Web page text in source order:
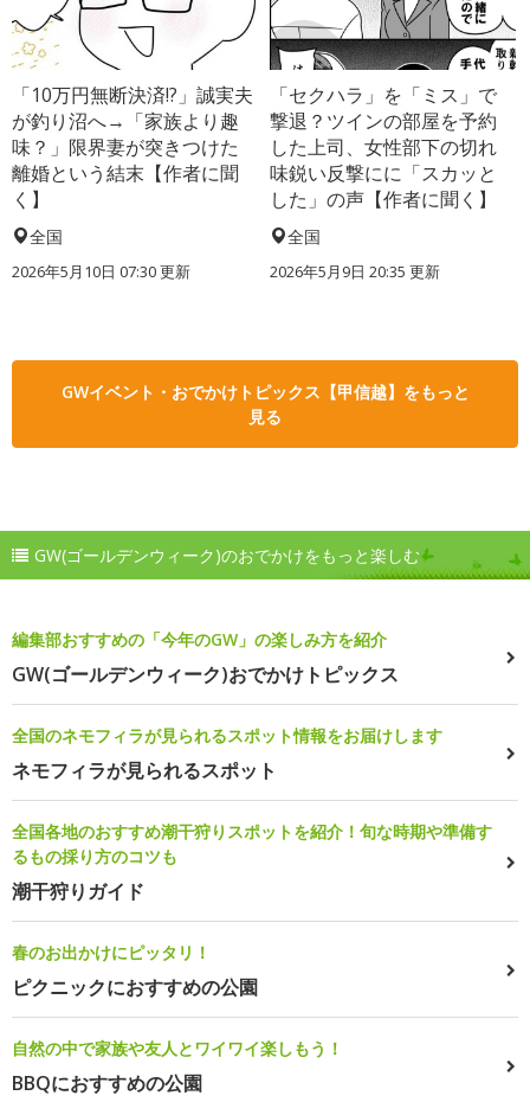
「10万円無断決済!?」誠実夫
が釣り沼へ→「家族より趣
味？」限界妻が突きつけた
離婚という結末【作者に聞
く】
全国
2026年5月10日 07:30 更新
「セクハラ」を「ミス」で
撃退？ツインの部屋を予約
した上司、女性部下の切れ
味鋭い反撃にに「スカッと
した」の声【作者に聞く】
全国
2026年5月9日 20:35 更新
GWイベント・おでかけトピックス【甲信越】をもっと
見る
GW(ゴールデンウィーク)のおでかけをもっと楽しむ
編集部おすすめの「今年のGW」の楽しみ方を紹介
GW(ゴールデンウィーク)おでかけトピックス
全国のネモフィラが見られるスポット情報をお届けします
ネモフィラが見られるスポット
全国各地のおすすめ潮干狩りスポットを紹介！旬な時期や準備す
るもの採り方のコツも
潮干狩りガイド
春のお出かけにピッタリ！
ピクニックにおすすめの公園
自然の中で家族や友人とワイワイ楽しもう！
BBQにおすすめの公園